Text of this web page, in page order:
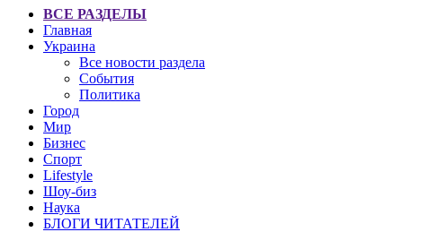
ВСЕ РАЗДЕЛЫ
Главная
Украина
Все новости раздела
События
Политика
Город
Мир
Бизнес
Спорт
Lifestyle
Шоу-биз
Наука
БЛОГИ ЧИТАТЕЛЕЙ